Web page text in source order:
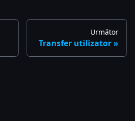
Următor
Transfer utilizator